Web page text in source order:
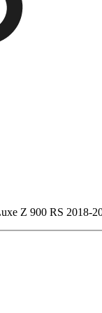
Z 900 RS 2018-